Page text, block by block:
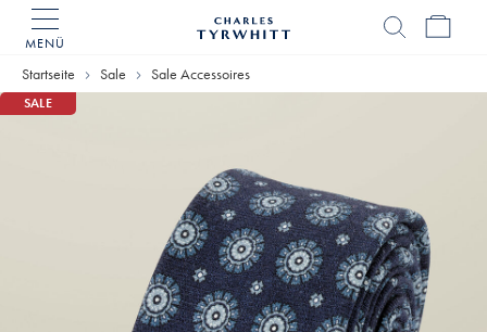
MENÜ
Home
Startseite Sale Sale Accessoires
SALE